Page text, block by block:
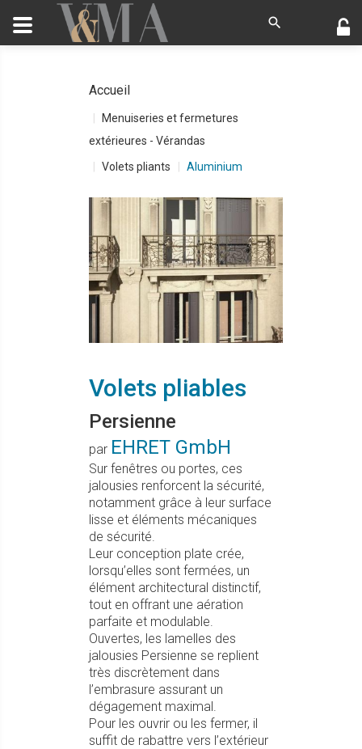
Accueil
Menuiseries et fermetures
extérieures - Vérandas
Volets pliants
Aluminium
Volets pliables
Persienne
par EHRET GmbH
Sur fenêtres ou portes, ces
jalousies renforcent la sécurité,
notamment grâce à leur surface
lisse et éléments mécaniques
de sécurité.
Leur conception plate crée,
lorsqu’elles sont fermées, un
élément architectural distinctif,
tout en offrant une aération
parfaite et modulable.
Ouvertes, les lamelles des
jalousies Persienne se replient
très discrètement dans
l’embrasure assurant un
dégagement maximal.
Pour les ouvrir ou les fermer, il
suffit de rabattre vers l’extérieur